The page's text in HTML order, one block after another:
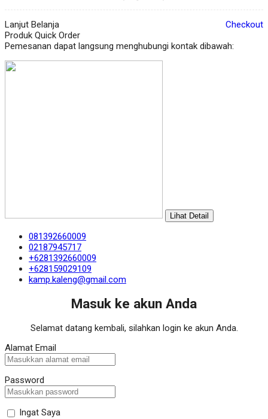
Lanjut Belanja
Checkout
Produk Quick Order
Pemesanan dapat langsung menghubungi kontak dibawah:
Lihat Detail
081392660009
02187945717
+6281392660009
+628159029109
kamp.kaleng@gmail.com
Masuk ke akun Anda
Selamat datang kembali, silahkan login ke akun Anda.
Alamat Email
Password
Ingat Saya